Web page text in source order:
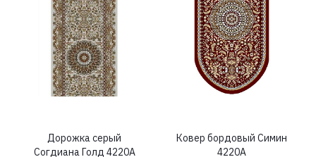
Дорожка серый
Согдиана Голд 4220A
Ковер бордовый Симин
4220A